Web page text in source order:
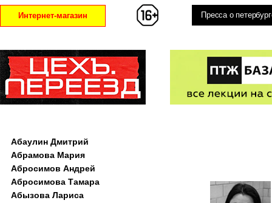
Интернет-магазин Пресса о
Абаулин Дмитрий
Абрамова Мария
Абросимов Андрей
Абросимова Тамара
Абызова Лариса